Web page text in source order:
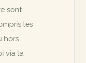
sont
les
hors
via la